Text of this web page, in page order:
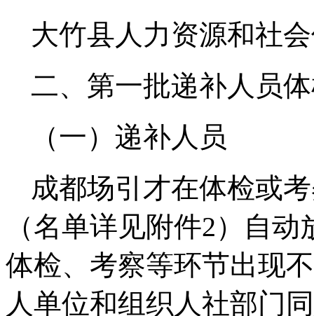
大竹县人力资源和社
二、第一批递补人员
（一）递补人员
成都场引才在体检或
（名单详见附件2）自
体检、考察等环节出现
人单位和组织人社部门